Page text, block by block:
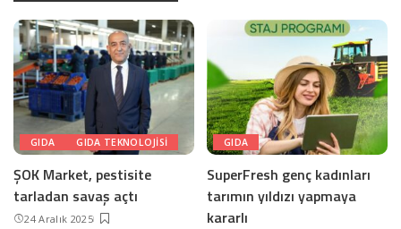
GIDA GIDA TEKNOLOJISI
ŞOK Market, pestisite
tarladan savaş açtı
24 Aralık 2025
GIDA
SuperFresh genç kadınları
tarımın yıldızı yapmaya
kararlı